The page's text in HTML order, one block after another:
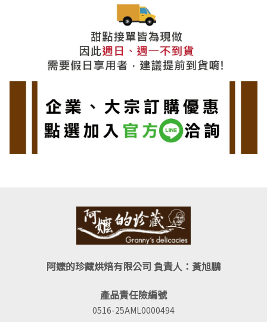
阿嬤的珍藏烘焙有限公司 負責人：黃旭鵬
產品責任險編號
0516-25AML0000494